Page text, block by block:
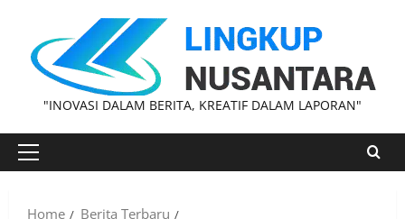
"INOVASI DALAM BERITA, KREATIF DALAM LAPORAN"
Home
Berita Terbaru